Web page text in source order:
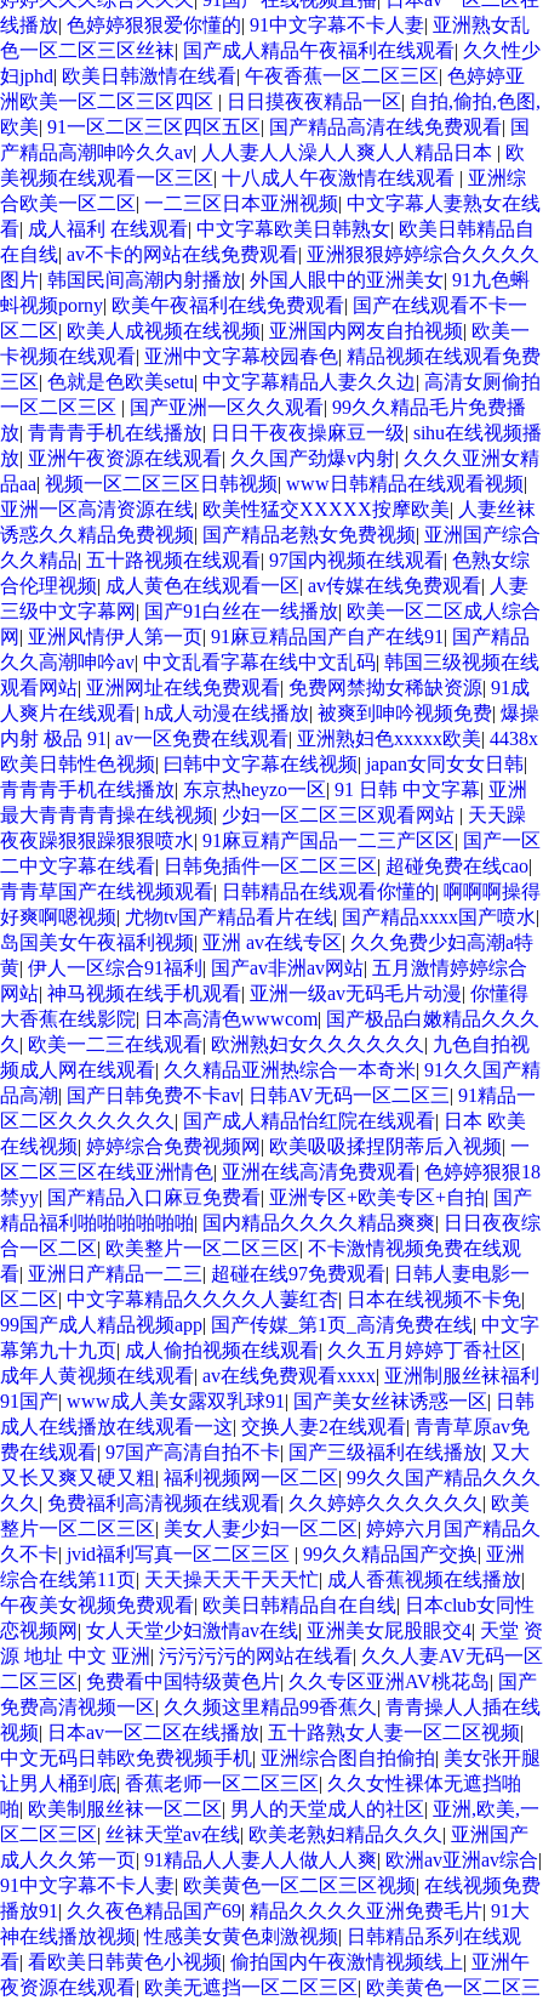
线播放| 色婷婷狠狠爱你懂的| 91中文字幕不卡人妻| 亚洲熟女乱
色一区二区三区丝袜| 国产成人精品午夜福利在线观看| 久久性少
妇jphd| 欧美日韩激情在线看| 午夜香蕉一区二区三区| 色婷婷亚
洲欧美一区二区三区四区 | 日日摸夜夜精品一区| 自拍,偷拍,色图,
欧美| 91一区二区三区四区五区| 国产精品高清在线免费观看| 国
产精品高潮呻吟久久av| 人人妻人人澡人人爽人人精品日本 | 欧
美视频在线观看一区三区| 十八成人午夜激情在线观看 | 亚洲综
合欧美一区二区| 一二三区日本亚洲视频| 中文字幕人妻熟女在线
看| 成人福利 在线观看| 中文字幕欧美日韩熟女| 欧美日韩精品自
在自线| av不卡的网站在线免费观看| 亚洲狠狠婷婷综合久久久久
图片| 韩国民间高潮内射播放| 外国人眼中的亚洲美女| 91九色蝌
蚪视频porny| 欧美午夜福利在线免费观看| 国产在线观看不卡一
区二区| 欧美人成视频在线视频| 亚洲国内网友自拍视频| 欧美一
卡视频在线观看| 亚洲中文字幕校园春色| 精品视频在线观看免费
三区| 色就是色欧美setu| 中文字幕精品人妻久久边| 高清女厕偷拍
一区二区三区 | 国产亚洲一区久久观看| 99久久精品毛片免费播
放| 青青青手机在线播放| 日日干夜夜操麻豆一级| sihu在线视频播
放| 亚洲午夜资源在线观看| 久久国产劲爆v内射| 久久久亚洲女精
品aa| 视频一区二区三区日韩视频| www日韩精品在线观看视频|
亚洲一区高清资源在线| 欧美性猛交XXXXX按摩欧美| 人妻丝袜
诱惑久久精品免费视频| 国产精品老熟女免费视频| 亚洲国产综合
久久精品| 五十路视频在线观看| 97国内视频在线观看| 色熟女综
合伦理视频| 成人黄色在线观看一区| av传媒在线免费观看| 人妻
三级中文字幕网 | 国产91白丝在一线播放| 欧美一区二区成人综合
网 | 亚洲风情伊人第一页| 91麻豆精品国产自产在线91 | 国产精品
久久高潮呻吟av| 中文乱看字幕在线中文乱码| 韩国三级视频在线
观看网站| 亚洲网址在线免费观看| 免费网禁拗女稀缺资源| 91成
人爽片在线观看| h成人动漫在线播放| 被爽到呻吟视频免费| 爆操
内射 极品 91 | av一区免费在线观看| 亚洲熟妇色xxxxx欧美| 4438x
欧美日韩性色视频| 曰韩中文字幕在线视频| japan女同女女日韩|
青青青手机在线播放| 东京热heyzo一区| 91 日韩 中文字幕| 亚洲
最大青青青青操在线视频| 少妇一区二区三区观看网站 | 天天躁
夜夜躁狠狠躁狠狠喷水| 91麻豆精产国品一二三产区区| 国产一区
二中文字幕在线看| 日韩免插件一区二区三区| 超碰免费在线cao|
青青草国产在线视频观看| 日韩精品在线观看你懂的| 啊啊啊操得
好爽啊嗯视频| 尤物tv国产精品看片在线| 国产精品xxxx国产喷水|
岛国美女午夜福利视频| 亚洲 av在线专区| 久久免费少妇高潮a特
黄| 伊人一区综合91福利 | 国产av非洲av网站| 五月激情婷婷综合
网站| 神马视频在线手机观看| 亚洲一级av无码毛片动漫| 你懂得
大香蕉在线影院| 日本高清色wwwcom| 国产极品白嫩精品久久久
久 | 欧美一二三在线观看| 欧洲熟妇女久久久久久久 | 九色自拍视
频成人网在线观看| 久久精品亚洲热综合一本奇米| 91久久国产精
品高潮| 国产日韩免费不卡av| 日韩AV无码一区二区三| 91精品一
区二区久久久久久久 | 国产成人精品怡红院在线观看| 日本 欧美
在线视频| 婷婷综合免费视频网 | 欧美吸吸揉捏阴蒂后入视频| 一
区二区三区在线亚洲情色| 亚洲在线高清免费观看| 色婷婷狠狠18
禁yy| 国产精品入口麻豆免费看| 亚洲专区+欧美专区+自拍| 国产
精品福利啪啪啪啪啪啪| 国内精品久久久久精品爽爽| 日日夜夜综
合一区二区| 欧美整片一区二区三区| 不卡激情视频免费在线观
看| 亚洲日产精品一二三| 超碰在线97免费观看| 日韩人妻电影一
区二区| 中文字幕精品久久久久人萋红杏| 日本在线视频不卡免|
99国产成人精品视频app| 国产传媒_第1页_高清免费在线| 中文字
幕第九十九页| 成人偷拍视频在线观看| 久久五月婷婷丁香社区|
成年人黄视频在线观看| av在线免费观看xxxx| 亚洲制服丝袜福利
91国产| www成人美女露双乳球91 | 国产美女丝袜诱惑一区| 日韩
成人在线播放在线观看一这| 交换人妻2在线观看| 青青草原av免
费在线观看| 97国产高清自拍不卡| 国产三级福利在线播放| 又大
又长又爽又硬又粗| 福利视频网一区二区| 99久久国产精品久久久
久久 | 免费福利高清视频在线观看| 久久婷婷久久久久久久 | 欧美
整片一区二区三区| 美女人妻少妇一区二区| 婷婷六月国产精品久
久不卡| jvid福利写真一区二区三区 | 99久久精品国产交换| 亚洲
综合在线第11页| 天天操天天干天天忙| 成人香蕉视频在线播放|
午夜美女视频免费观看| 欧美日韩精品自在自线| 日本club女同性
恋视频网 | 女人天堂少妇激情av在线| 亚洲美女屁股眼交4| 天堂 资
源 地址 中文 亚洲 | 污污污污的网站在线看| 久久人妻AV无码一区
二区三区| 免费看中国特级黄色片| 久久专区亚洲AV桃花岛| 国产
免费高清视频一区| 久久频这里精品99香蕉久 | 青青操人人插在线
视频| 日本av一区二区在线播放| 五十路熟女人妻一区二区视频|
中文无码日韩欧免费视频手机| 亚洲综合图自拍偷拍| 美女张开腿
让男人桶到底| 香蕉老师一区二区三区| 久久女性裸体无遮挡啪
啪| 欧美制服丝袜一区二区| 男人的天堂成人的社区| 亚洲,欧美,一
区二区三区| 丝袜天堂av在线| 欧美老熟妇精品久久久 | 亚洲国产
成人久久笫一页| 91精品人人妻人人做人人爽| 欧洲av亚洲av综合|
91中文字幕不卡人妻| 欧美黄色一区二区三区视频| 在线视频免费
播放91 | 久久夜色精品国产69| 精品久久久久亚洲免费毛片| 91大
神在线播放视频|性感美女黄色刺激视频| 日韩精品系列在线观
看| 看欧美日韩黄色小视频| 偷拍国内午夜激情视频线上| 亚洲午
夜资源在线观看| 欧美无遮挡一区二区三区| 欧美黄色一区二区三